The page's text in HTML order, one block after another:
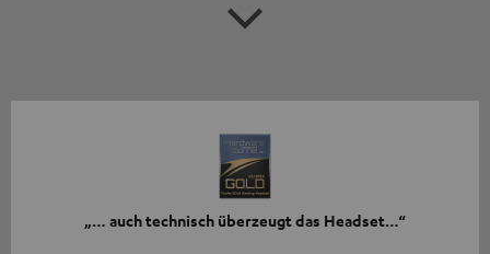
„… auch technisch überzeugt das Headset…“